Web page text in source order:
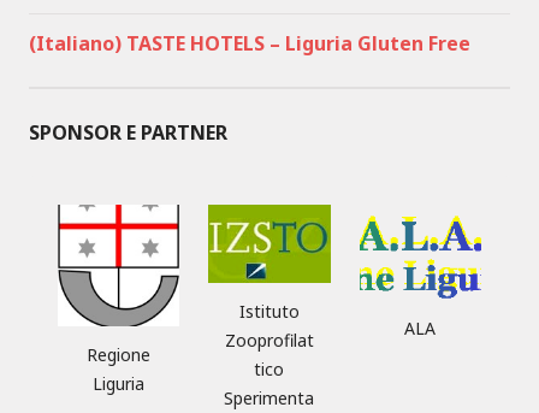
(Italiano) TASTE HOTELS – Liguria Gluten Free
SPONSOR E PARTNER
Regione
Liguria
Istituto
Zooprofilat
tico
Sperimenta
ALA